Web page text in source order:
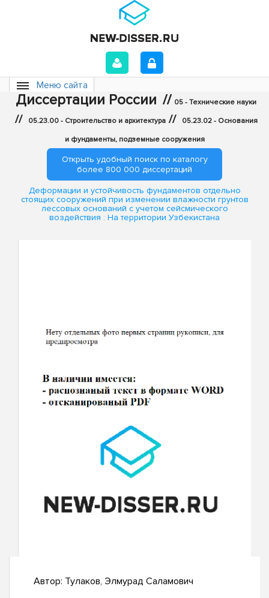
Меню сайта
Диссертации России // 05 - Технические науки
// 05.23.00 - Строительство и архитектура // 05.23.02 - Основания
и фундаменты, подземные сооружения
Открыть удобный поиск по каталогу
более 800 000 диссертаций
Деформации и устойчивость фундаментов отдельно
стоящих сооружений при изменении влажности грунтов
лессовых оснований с учетом сейсмического
воздействия : На территории Узбекистана
Автор: Тулаков, Элмурад Саламович